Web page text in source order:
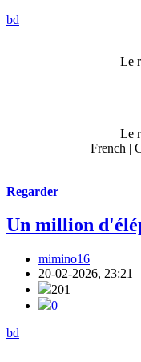
bd
Le
Le
French |
Regarder
Un million
mimino16
20-02-2026, 23:21
201
0
bd